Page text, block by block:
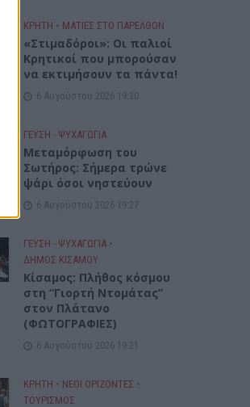
ΚΡΗΤΗ • ΜΑΤΙΕΣ ΣΤΟ ΠΑΡΕΛΘΟΝ
«Στιμαδόροι»: Οι παλιοί
Κρητικοί που μπορούσαν
να εκτιμήσουν τα πάντα!
6 Αυγούστου 2026 19:30
ΓΕΎΣΗ - ΨΥΧΑΓΩΓΊΑ
Μεταμόρφωση του
Σωτήρος: Σήμερα τρώνε
ψάρι όσοι νηστεύουν
6 Αυγούστου 2026 19:27
ΓΕΎΣΗ - ΨΥΧΑΓΩΓΊΑ •
ΔΉΜΟΣ ΚΙΣΆΜΟΥ
Κίσαμος: Πλήθος κόσμου
στη “Γιορτή Ντομάτας”
στον Πλάτανο
(ΦΩΤΟΓΡΑΦΙΕΣ)
6 Αυγούστου 2026 19:21
ΚΡΗΤΗ • ΝΕΟΙ ΟΡΙΖΟΝΤΕΣ •
ΤΟΥΡΙΣΜΟΣ